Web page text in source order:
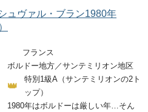
ュヴァル・ブラン1980年
フランス
ボルドー地方／サンテミリオン地区
特別1級A（サンテミリオンの2ト
ップ）
1980年はボルドーは厳しい年…そん